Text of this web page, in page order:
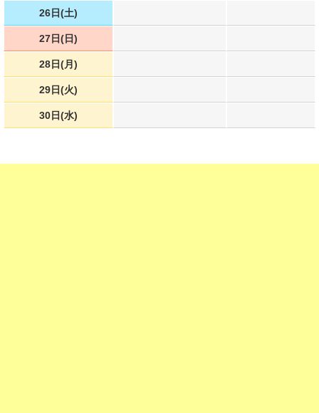
26日(土)
27日(日)
28日(月)
29日(火)
30日(水)